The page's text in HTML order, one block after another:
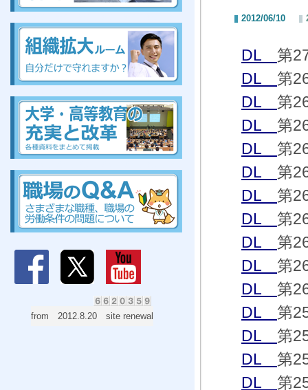
from 2012.8.20 site renewal
2012/06/10
DL 第
DL 第
DL 第
DL 第
DL 第
DL 第
DL 第
DL 第
DL 第
DL 第
DL 第
DL 第
DL 第
DL 第
DL 第